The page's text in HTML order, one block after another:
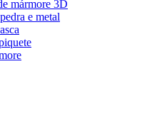
mármore 3D
e metal